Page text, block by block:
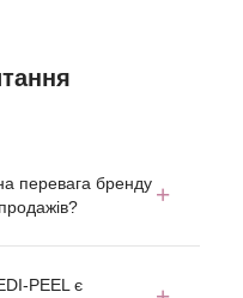
перевага бренду
PEEL є